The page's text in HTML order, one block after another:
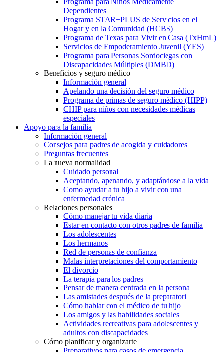
Dependientes
Programa STAR+PLUS de Servicios en el
Hogar y en la Comunidad (HCBS)
Programa de Texas para Vivir en Casa (TxHmL)
Servicios de Empoderamiento Juvenil (YES)
Programa para Personas Sordociegas con
Discapacidades Múltiples (DMBD)
Beneficios y seguro médico
Información general
Apelando una decisión del seguro médico
Programa de primas de seguro médico (HIPP)
CHIP para niños con necesidades médicas
especiales
Apoyo para la familia
Información general
Consejos para padres de acogida y cuidadores
Preguntas frecuentes
La nueva normalidad
Cuidado personal
Aceptando, apenando, y adaptándose a la vida
Como ayudar a tu hijo a vivir con una
enfermedad crónica
Relaciones personales
Cómo manejar tu vida diaria
Estar en contacto con otros padres de familia
Los adolescentes
Los hermanos
Red de personas de confianza
Malas interpretaciones del comportamiento
El divorcio
La terapia para los padres
Pensar de manera centrada en la persona
Las amistades después de la preparatori
Cómo hablar con el médico de tu hijo
Los amigos y las habilidades sociales
Actividades recreativas para adolescentes y
adultos con discapacidades
Cómo planificar y organizarte
Preparativos para casos de emergencia